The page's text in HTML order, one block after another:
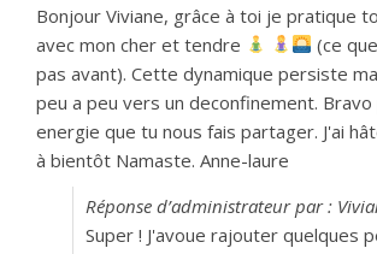
Bonjour Viviane, grâce à toi je pratique
avec mon cher et tendre
(ce
pas avant). Cette dynamique persiste
peu a peu vers un deconfinement.
energie que tu nous fais partager. J'ai
à bientôt Namaste. Anne-laure
Réponse d’administrateur par :
Super ! J'avoue rajouter quelques